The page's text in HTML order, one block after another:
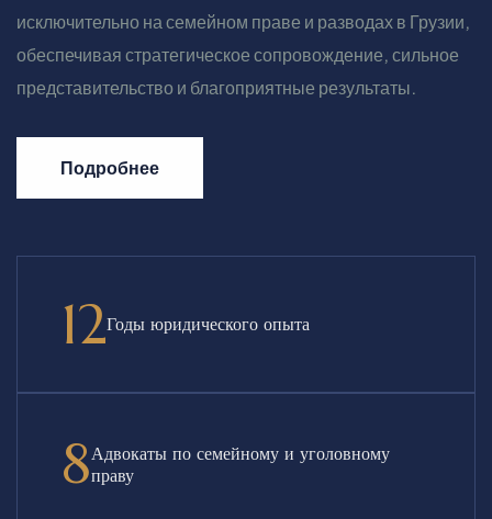
исключительно на семейном праве и разводах в Грузии,
обеспечивая стратегическое сопровождение, сильное
представительство и благоприятные результаты.
Подробнее
12Годы юридического опыта
8Адвокаты по семейному и уголовному
праву